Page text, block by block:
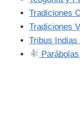
Tradiciones
Tradiciones
Tribus